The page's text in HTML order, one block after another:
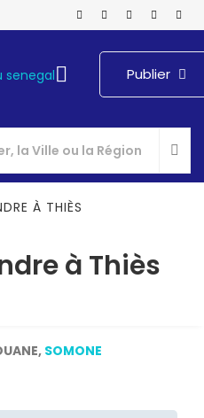
Publier
à Thiès
À THIÈS
SOMONE